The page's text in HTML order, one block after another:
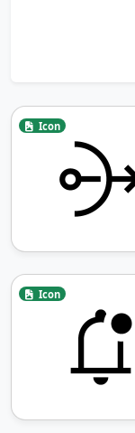
Icon
Icon